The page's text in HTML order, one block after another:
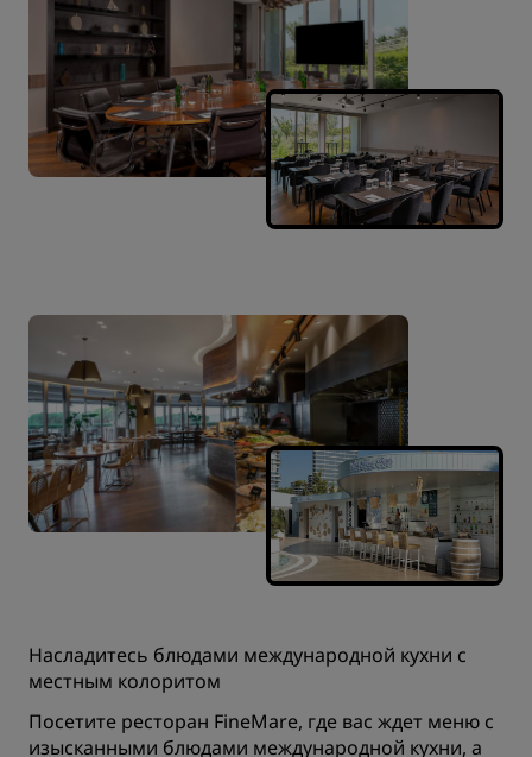
Насладитесь блюдами международной кухни с
местным колоритом
Посетите ресторан FineMare, где вас ждет меню с
изысканными блюдами международной кухни, а